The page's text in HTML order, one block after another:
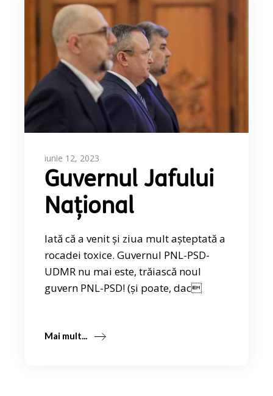
iunie 12, 2023
Guvernul Jafului
Național
Iată că a venit și ziua mult așteptată a
rocadei toxice. Guvernul PNL-PSD-
UDMR nu mai este, trăiască noul
guvern PNL-PSD! (și poate, dac
Mai mult...